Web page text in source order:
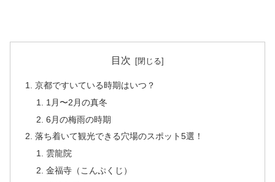
目次
京都ですいている時期はいつ？
1月〜2月の真冬
6月の梅雨の時期
落ち着いて観光できる穴場のスポット5選！
雲龍院
金福寺（こんぷくじ）